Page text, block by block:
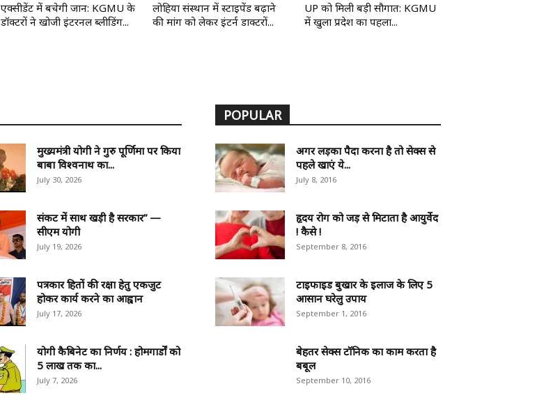
एक्सीडेंट में बचेगी जान: KGMU के
डॉक्टरों ने खोजी इंटरनल ब्लीडिंग...
लोहिया संस्थान में स्टाइपेंड बढ़ाने
की मांग को लेकर इंटर्न डाक्टरों...
UP को मिली बड़ी सौगात: KGMU
में खुला प्रदेश का पहला...
मुख्यमंत्री योगी ने गुरु पूर्णिमा पर किया
बाबा विश्वनाथ का...
July 30, 2026
संकट में साथ खड़ी है सरकार” —
सीएम योगी
July 19, 2026
पत्रकार हितों की रक्षा हेतु एकजुट
होकर कार्य करने का आह्वान
July 17, 2026
योगी कैबिनेट का निर्णय : होमगार्डों को
5 लाख तक का...
July 7, 2026
POPULAR
अगर लड़का पैदा करना है तो सेक्स से
पहले खाएं ये...
July 8, 2016
हृदय रोग को जड़ से मिटाता है आयुर्वेद
! कैसे !
September 8, 2016
टाइफाइड बुखार के इलाज के लिए 5
आसान घरेलु उपाय
September 1, 2016
बेहतर सेक्स टॉनिक का काम करता है
बबूल
September 10, 2016